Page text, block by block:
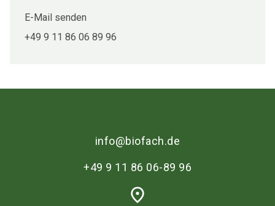
E-Mail senden
+49 9 11 86 06 89 96
info@biofach.de
+49 9 11 86 06-89 96
place